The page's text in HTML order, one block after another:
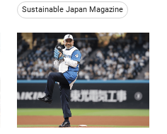
Sustainable Japan Magazine